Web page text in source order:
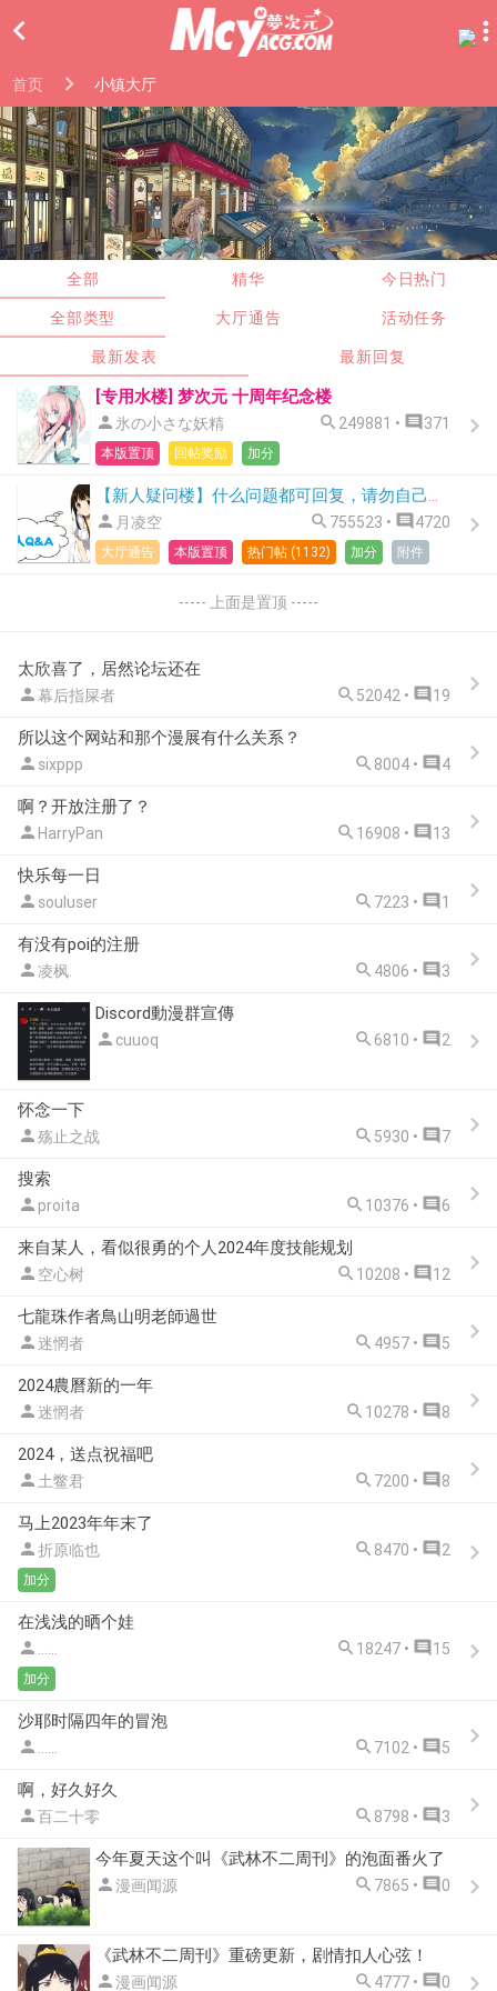

首页 小镇大厅
全部 精华
今日热门
全部类型
大厅通告
活动任务
最新发表
最新回复
[专用水楼] 梦次元 十周年纪念楼
氷の小さな妖精  249881 •  371
本版置顶 回帖奖励 加分
【新人疑问楼】什么问题都可回复，请勿自己开贴发问
 月凌空  755523 •  4720
大厅通告 本版置顶 热门帖 (1132) 加分 附件
----- 上面是置顶 -----
太欣喜了，居然论坛还在
幕后指屎者  52042 •  19
所以这个网站和那个漫展有什么关系？
 sixppp  8004 •  4
啊？开放注册了？
 HarryPan  16908 •  13
快乐每一日
 souluser  7223 •  1
有没有poi的注册
凌枫.  4806 •  3
Discord動漫群宣傳
 cuuoq  6810 •  2
怀念一下
殇止之战  5930 •  7
搜索
 proita  10376 •  6
来自某人，看似很勇的个人2024年度技能规划
 空心树  10208 •  12
七龍珠作者鳥山明老師過世
迷惘者  4957 •  5
2024農曆新的一年
迷惘者  10278 •  8
2024，送点祝福吧
 土鳖君  7200 •  8
马上2023年年末了
折原临也  8470 •  2
加分
在浅浅的晒个娃
 ......  18247 •  15
加分
沙耶时隔四年的冒泡
 ......  7102 •  5
啊，好久好久
百二十零  8798 •  3
今年夏天这个叫《武林不二周刊》的泡面番火了
漫画闻源  7865 •  0
《武林不二周刊》重磅更新，剧情扣人心弦！
漫画闻源  4777 •  0